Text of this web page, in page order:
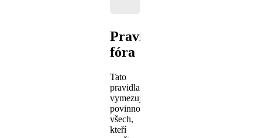
Pravidla
fóra
Tato
pravidla
vymezují
povinnosti
všech,
kteří